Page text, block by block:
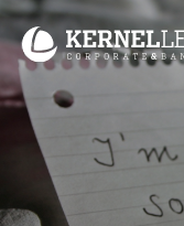
Ir
al
contenido